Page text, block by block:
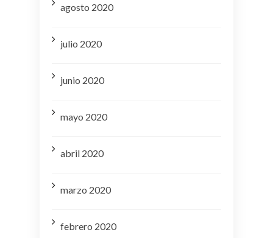
agosto 2020
julio 2020
junio 2020
mayo 2020
abril 2020
marzo 2020
febrero 2020